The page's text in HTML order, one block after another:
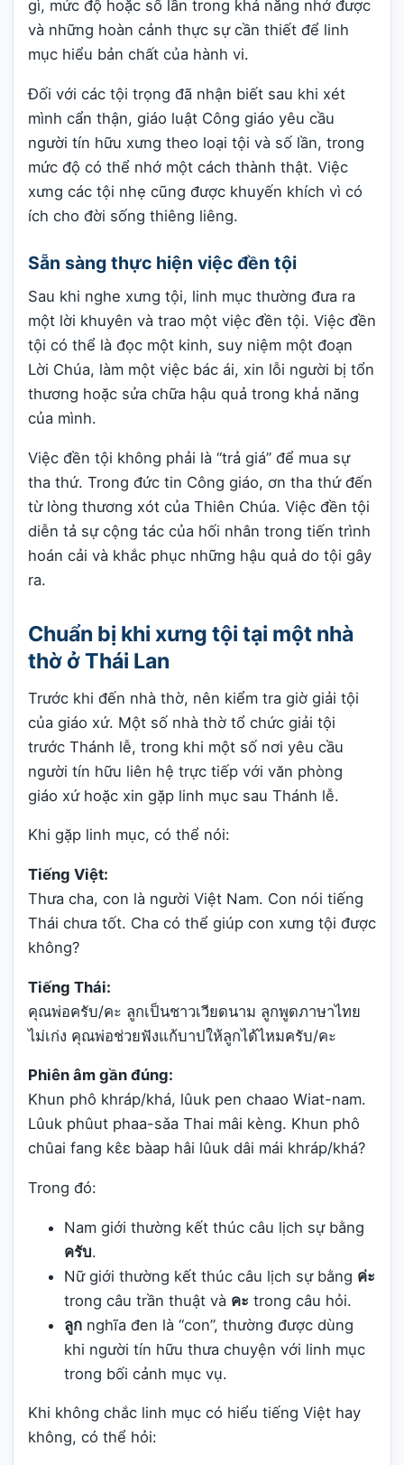
gì, mức độ hoặc số lần trong khả năng nhớ được
và những hoàn cảnh thực sự cần thiết để linh
mục hiểu bản chất của hành vi.
Đối với các tội trọng đã nhận biết sau khi xét
mình cẩn thận, giáo luật Công giáo yêu cầu
người tín hữu xưng theo loại tội và số lần, trong
mức độ có thể nhớ một cách thành thật. Việc
xưng các tội nhẹ cũng được khuyến khích vì có
ích cho đời sống thiêng liêng.
Sẵn sàng thực hiện việc đền tội
Sau khi nghe xưng tội, linh mục thường đưa ra
một lời khuyên và trao một việc đền tội. Việc đền
tội có thể là đọc một kinh, suy niệm một đoạn
Lời Chúa, làm một việc bác ái, xin lỗi người bị tổn
thương hoặc sửa chữa hậu quả trong khả năng
của mình.
Việc đền tội không phải là “trả giá” để mua sự
tha thứ. Trong đức tin Công giáo, ơn tha thứ đến
từ lòng thương xót của Thiên Chúa. Việc đền tội
diễn tả sự cộng tác của hối nhân trong tiến trình
hoán cải và khắc phục những hậu quả do tội gây
ra.
Chuẩn bị khi xưng tội tại một nhà
thờ ở Thái Lan
Trước khi đến nhà thờ, nên kiểm tra giờ giải tội
của giáo xứ. Một số nhà thờ tổ chức giải tội
trước Thánh lễ, trong khi một số nơi yêu cầu
người tín hữu liên hệ trực tiếp với văn phòng
giáo xứ hoặc xin gặp linh mục sau Thánh lễ.
Khi gặp linh mục, có thể nói:
Tiếng Việt:
Thưa cha, con là người Việt Nam. Con nói tiếng
Thái chưa tốt. Cha có thể giúp con xưng tội được
không?
Tiếng Thái:
คุณพ่อครับ/คะ ลูกเป็นชาวเวียดนาม ลูกพูดภาษาไทย
ไม่เก่ง คุณพ่อช่วยฟังแก้บาปให้ลูกได้ไหมครับ/คะ
Phiên âm gần đúng:
Khun phô khráp/khá, lûuk pen chaao Wiat-nam.
Lûuk phûut phaa-sǎa Thai mâi kèng. Khun phô
chûai fang kɛ̂ɛ bàap hâi lûuk dâi mái khráp/khá?
Trong đó:
Nam giới thường kết thúc câu lịch sự bằng
ครับ.
Nữ giới thường kết thúc câu lịch sự bằng ค่ะ
trong câu trần thuật và คะ trong câu hỏi.
ลูก nghĩa đen là “con”, thường được dùng
khi người tín hữu thưa chuyện với linh mục
trong bối cảnh mục vụ.
Khi không chắc linh mục có hiểu tiếng Việt hay
không, có thể hỏi: